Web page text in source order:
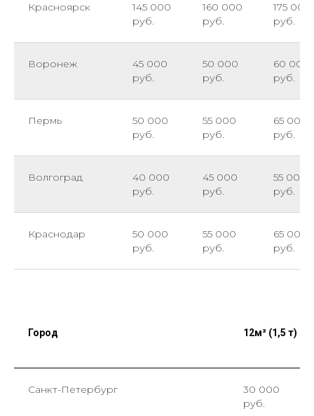
Красноярск
145 000
руб.
160 000
руб.
175 000
руб.
Воронеж
45 000
руб.
50 000
руб.
60 000
руб.
Пермь
50 000
руб.
55 000
руб.
65 000
руб.
Волгоград
40 000
руб.
45 000
руб.
55 000
руб.
Краснодар
50 000
руб.
55 000
руб.
65 000
руб.
Город 12м³ (1,5 т)
Санкт-Петербург
30 000
руб.